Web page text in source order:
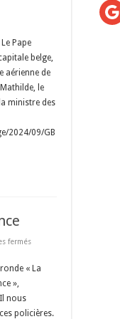
Pape
belge,
aérienne de
le
ministre des
2024/09/GB
ferméssur
expert
en
« La
»,
nous
policières.